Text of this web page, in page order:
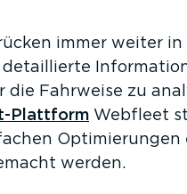
immer weiter
die Fahrweise zu
Plattform Webfleet
werden.